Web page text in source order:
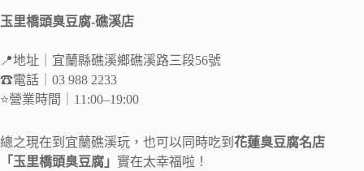
玉里橋頭臭豆腐-礁溪店
📍地址｜宜蘭縣礁溪鄉礁溪路三段56號
☎電話｜03 988 2233
⭐️營業時間｜11:00–19:00
總之現在到宜蘭礁溪玩，也可以同時吃到 花蓮臭豆腐名店
「玉里橋頭臭豆腐」 實在太幸福啦！